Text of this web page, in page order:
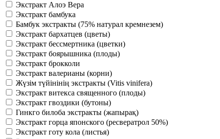
Экстракт Алоэ Вера
Экстракт бамбука
Бамбук экстракты (75% натурал кремнезем)
Экстракт бархатцев (цветы)
Экстракт бессмертника (цветки)
Экстракт боярышника (плоды)
Экстракт брокколи
Экстракт валерианы (корни)
Жүзім түйінінің экстракты (Vitis vinifera)
Экстракт витекса священного (плоды)
Экстракт гвоздики (бутоны)
Гинкго билоба экстракты (жапырақ)
Экстракт горца японского (ресвератрол 50%)
Экстракт готу кола (листья)